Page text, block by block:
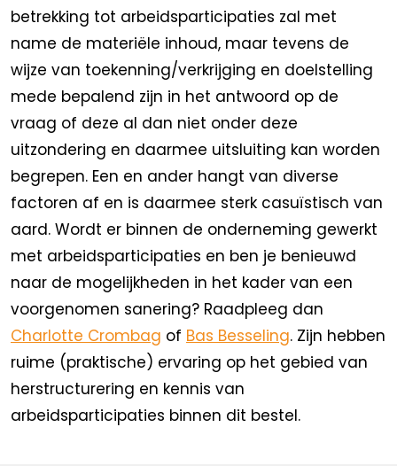
betrekking tot arbeidsparticipaties zal met
name de materiële inhoud, maar tevens de
wijze van toekenning/verkrijging en doelstelling
mede bepalend zijn in het antwoord op de
vraag of deze al dan niet onder deze
uitzondering en daarmee uitsluiting kan worden
begrepen. Een en ander hangt van diverse
factoren af en is daarmee sterk casuïstisch van
aard. Wordt er binnen de onderneming gewerkt
met arbeidsparticipaties en ben je benieuwd
naar de mogelijkheden in het kader van een
voorgenomen sanering? Raadpleeg dan
Charlotte Crombag of Bas Besseling. Zijn hebben
ruime (praktische) ervaring op het gebied van
herstructurering en kennis van
arbeidsparticipaties binnen dit bestel.